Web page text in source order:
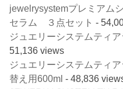
jewelrysystemプレミアム
セラム ３点セット -
ジュエリーシステムティ
51,136 views
ジュエリーシステムティ
替え用600ml - 48,836